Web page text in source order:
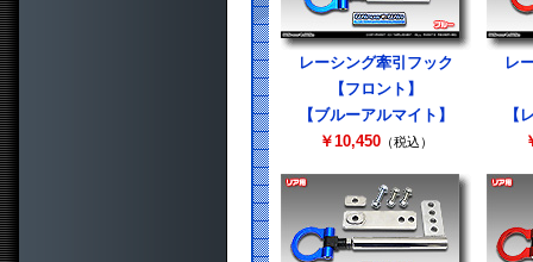
レーシング牽引フック
【フロント】
【ブルーアルマイト】
￥10,450 （税込）
レ
【